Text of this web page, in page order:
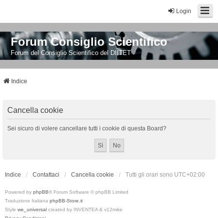
Login
Forum Consiglio Scientifico
Forum del Consiglio Scientifico del DIITET
Indice
Cancella cookie
Sei sicuro di volere cancellare tutti i cookie di questa Board?
Indice Contattaci Cancella cookie Tutti gli orari sono UTC+02:00
Powered by phpBB® Forum Software © phpBB Limited
Traduzione Italiana phpBB-Store.it
Style we_universal created by INVENTEA & v12mike